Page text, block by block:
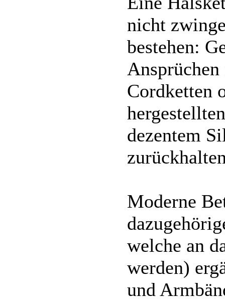
nicht
bestehen:
Cordketten
dezentem
Moderne
welche an
werden)
und